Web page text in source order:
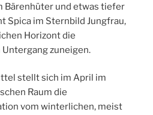
Bärenhüter und etwas tiefer
Spica im Sternbild Jungfrau,
Horizont die
zuneigen.
stellt sich im April im
Raum die
vom winterlichen, meist